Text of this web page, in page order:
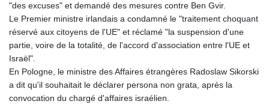
"des excuses" et demandé des mesures contre Ben Gvir.
Le Premier ministre irlandais a condamné le "traitement choquant
réservé aux citoyens de l'UE" et réclamé "la suspension d'une
partie, voire de la totalité, de l'accord d'association entre l'UE et
Israël".
En Pologne, le ministre des Affaires étrangères Radoslaw Sikorski
a dit qu'il souhaitait le déclarer persona non grata, après la
convocation du chargé d'affaires israélien.